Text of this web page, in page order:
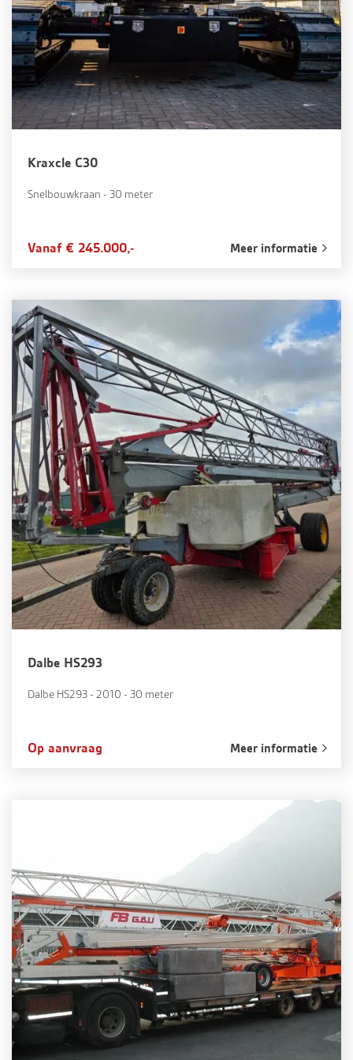
Kraxcle C30
Snelbouwkraan - 30 meter
Vanaf € 245.000,- Meer informatie
Dalbe HS293
Dalbe HS293 - 2010 - 30 meter
Op aanvraag Meer informatie